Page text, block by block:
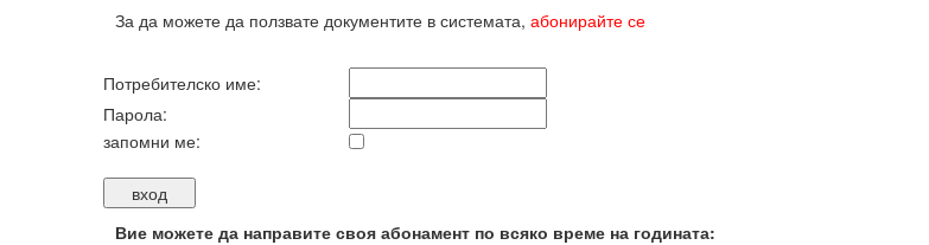
За да можете да ползвате документите в системата, абонирайте се
Потребителско име:
Парола:
запомни ме:
Вие можете да направите своя абонамент по всяко време на годината: